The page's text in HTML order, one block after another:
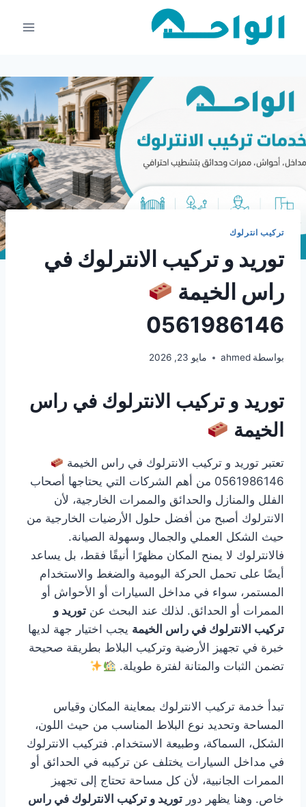
تركيب انترلوك
توريد و تركيب الانترلوك في
راس الخيمة
0561986146
بواسطة ahmed مايو 23, 2026
توريد و تركيب الانترلوك في راس
الخيمة
تعتبر توريد و تركيب الانترلوك في راس الخيمة
0561986146 من أهم الشركات التي يحتاجها أصحاب
الفلل والمنازل والحدائق والممرات الخارجية، لأن
الانترلوك أصبح من أفضل حلول الأرضيات الخارجية من
حيث الشكل العملي والجمال وسهولة الصيانة.
فالانترلوك لا يمنح المكان مظهرًا أنيقًا فقط، بل يساعد
أيضًا على تحمل الحركة اليومية والضغط والاستخدام
المستمر، سواء في مداخل السيارات أو الأحواش أو
الممرات أو الحدائق. لذلك عند البحث عن توريد و
تركيب الانترلوك في راس الخيمة يجب اختيار جهة لديها
خبرة في تجهيز الأرضية وتركيب البلاط بطريقة صحيحة
تضمن الثبات والمتانة لفترة طويلة.
تبدأ خدمة تركيب الانترلوك بمعاينة المكان وقياس
المساحة وتحديد نوع البلاط المناسب من حيث اللون،
الشكل، السماكة، وطبيعة الاستخدام. فتركيب الانترلوك
في مداخل السيارات يختلف عن تركيبه في الحدائق أو
الممرات الجانبية، لأن كل مساحة تحتاج إلى تجهيز
خاص. وهنا يظهر دور توريد و تركيب الانترلوك في راس